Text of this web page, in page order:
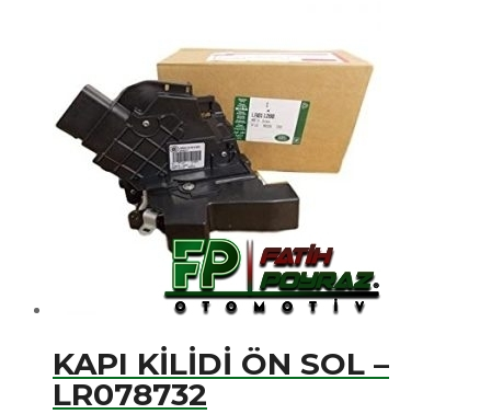
KAPI KİLİDİ ÖN SOL –
LR078732